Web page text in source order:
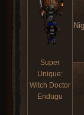
Super
Unique:
Witch Doctor
Endugu